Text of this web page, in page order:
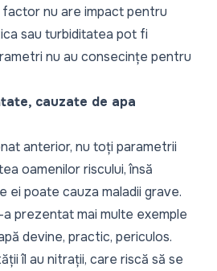
nu are impact pentru
sau turbiditatea pot fi
nu au consecințe pentru
cauzate de apa
anterior, nu toți parametrii
oamenilor riscului, însă
ei poate cauza maladii grave.
prezentat mai multe exemple
devine, practic, periculos.
îl au nitrații, care riscă să se